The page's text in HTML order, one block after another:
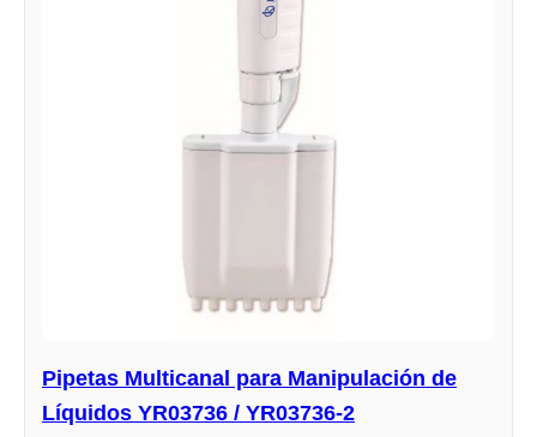
Pipetas Multicanal para Manipulación de
Líquidos YR03736 / YR03736-2